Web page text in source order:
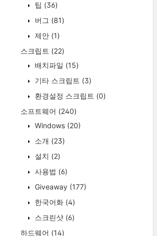
팁 (36)
버그 (81)
제안 (1)
스크립트 (22)
배치파일 (15)
기타 스크립트 (3)
환경설정 스크립트 (0)
소프트웨어 (240)
Windows (20)
소개 (23)
설치 (2)
사용법 (6)
Giveaway (177)
한국어화 (4)
스크린샷 (6)
하드웨어 (14)